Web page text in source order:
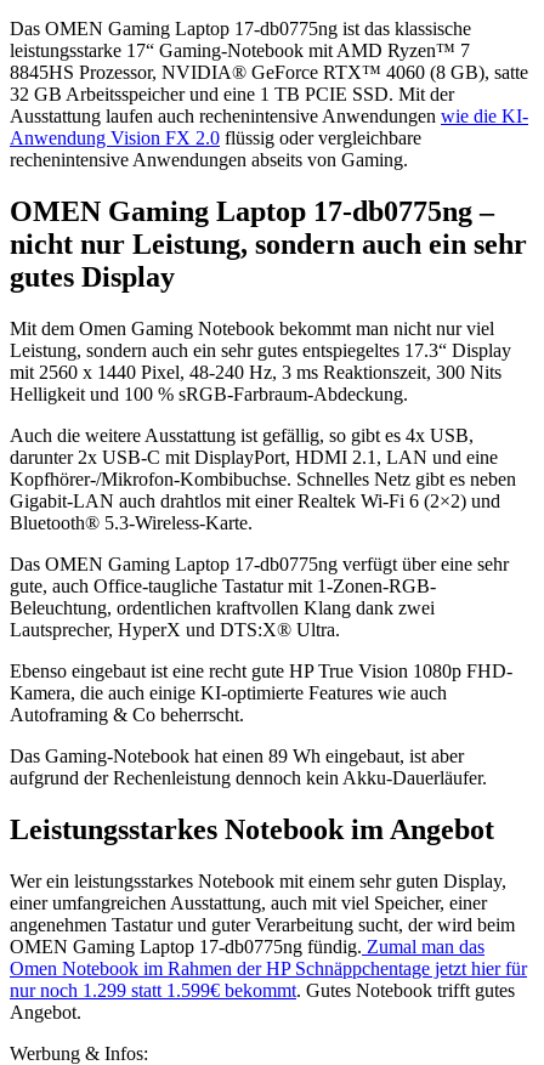
Das OMEN Gaming Laptop 17-db0775ng ist das klassische
leistungsstarke 17“ Gaming-Notebook mit AMD Ryzen™ 7
8845HS Prozessor, NVIDIA® GeForce RTX™ 4060 (8 GB), satte
32 GB Arbeitsspeicher und eine 1 TB PCIE SSD. Mit der
Ausstattung laufen auch rechenintensive Anwendungen wie die KI-
Anwendung Vision FX 2.0 flüssig oder vergleichbare
rechenintensive Anwendungen abseits von Gaming.
OMEN Gaming Laptop 17-db0775ng –
nicht nur Leistung, sondern auch ein sehr
gutes Display
Mit dem Omen Gaming Notebook bekommt man nicht nur viel
Leistung, sondern auch ein sehr gutes entspiegeltes 17.3“ Display
mit 2560 x 1440 Pixel, 48-240 Hz, 3 ms Reaktionszeit, 300 Nits
Helligkeit und 100 % sRGB-Farbraum-Abdeckung.
Auch die weitere Ausstattung ist gefällig, so gibt es 4x USB,
darunter 2x USB-C mit DisplayPort, HDMI 2.1, LAN und eine
Kopfhörer-/Mikrofon-Kombibuchse. Schnelles Netz gibt es neben
Gigabit-LAN auch drahtlos mit einer Realtek Wi-Fi 6 (2×2) und
Bluetooth® 5.3-Wireless-Karte.
Das OMEN Gaming Laptop 17-db0775ng verfügt über eine sehr
gute, auch Office-taugliche Tastatur mit 1-Zonen-RGB-
Beleuchtung, ordentlichen kraftvollen Klang dank zwei
Lautsprecher, HyperX und DTS:X® Ultra.
Ebenso eingebaut ist eine recht gute HP True Vision 1080p FHD-
Kamera, die auch einige KI-optimierte Features wie auch
Autoframing & Co beherrscht.
Das Gaming-Notebook hat einen 89 Wh eingebaut, ist aber
aufgrund der Rechenleistung dennoch kein Akku-Dauerläufer.
Leistungsstarkes Notebook im Angebot
Wer ein leistungsstarkes Notebook mit einem sehr guten Display,
einer umfangreichen Ausstattung, auch mit viel Speicher, einer
angenehmen Tastatur und guter Verarbeitung sucht, der wird beim
OMEN Gaming Laptop 17-db0775ng fündig. Zumal man das
Omen Notebook im Rahmen der HP Schnäppchentage jetzt hier für
nur noch 1.299 statt 1.599€ bekommt. Gutes Notebook trifft gutes
Angebot.
Werbung & Infos: